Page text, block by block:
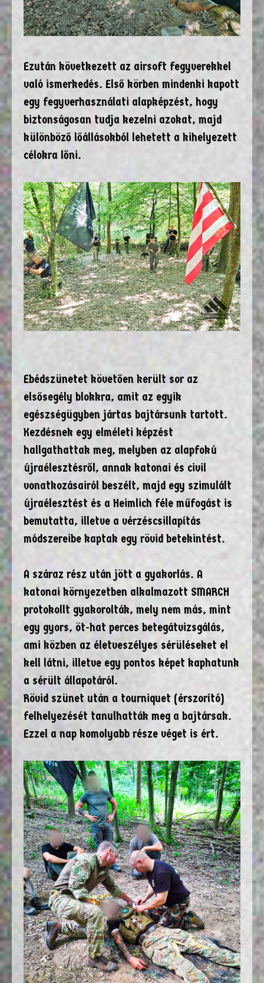
Ezután következett az airsoft fegyverekkel
való ismerkedés. Első körben mindenki kapott
egy fegyverhasználati alapképzést, hogy
biztonságosan tudja kezelni azokat, majd
különböző lőállásokból lehetett a kihelyezett
célokra lőni.
Ebédszünetet követően került sor az
elsősegély blokkra, amit az egyik
egészségügyben jártas bajtársunk tartott.
Kezdésnek egy elméleti képzést
hallgathattak meg, melyben az alapfokú
újraélesztésről, annak katonai és civil
vonatkozásairól beszélt, majd egy szimulált
újraélesztést és a Heimlich féle műfogást is
bemutatta, illetve a vérzéscsillapítás
módszereibe kaptak egy rövid betekintést.
A száraz rész után jött a gyakorlás. A
katonai környezetben alkalmazott SMARCH
protokollt gyakorolták, mely nem más, mint
egy gyors, öt-hat perces betegátvizsgálás,
ami közben az életveszélyes sérüléseket el
kell látni, illetve egy pontos képet kaphatunk
a sérült állapotáról.
Rövid szünet után a tourniquet (érszorító)
felhelyezését tanulhatták meg a bajtársak.
Ezzel a nap komolyabb része véget is ért.